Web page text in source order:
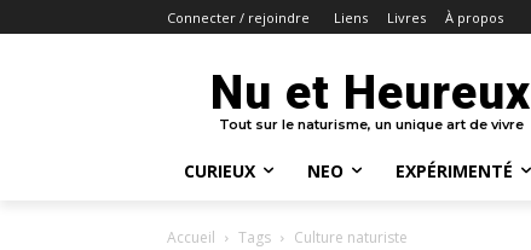
Connecter / rejoindre Liens Livres À propos
Nu et Heureux
Tout sur le naturisme, un unique art de vivre
CURIEUX NEO EXPÉRIMENTÉ
Accueil Tags Culture naturiste